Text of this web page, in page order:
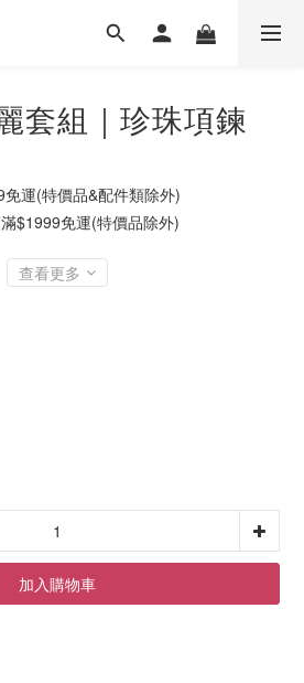
套組｜珍珠項鍊
運(特價品&配件類除外)
$1999免運(特價品除外)
查看更多
加入購物車